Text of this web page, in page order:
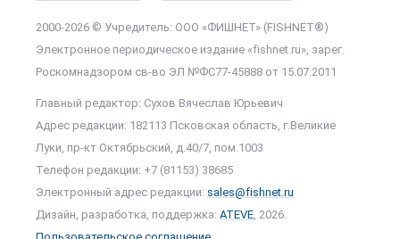
2000-2026 © Учредитель: ООО «ФИШНЕТ» (FISHNET®)
Электронное периодическое издание «fishnet.ru», зарег.
Роскомнадзором cв-во ЭЛ №ФС77-45888 от 15.07.2011
Главный редактор: Сухов Вячеслав Юрьевич
Адрес редакции: 182113 Псковская область, г.Великие
Луки, пр-кт Октябрьский, д.40/7, пом.1003
Телефон редакции: +7 (81153) 38685
Электронный адрес редакции: sales@fishnet.ru
Дизайн, разработка, поддержка: ATEVE , 2026.